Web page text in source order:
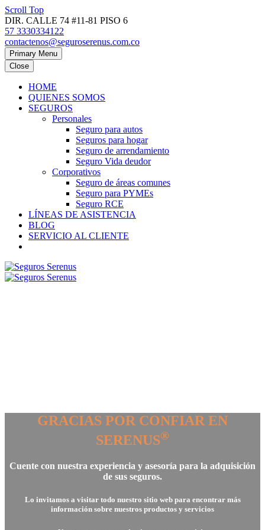
Scroll Top
DIR. CALLE 74 #11-81 PISO 6
57 3330334122
contactenos@seguroserenus.com.co
Primary Menu
Close
HOME
QUIENES SOMOS
SEGUROS
Personales
Seguro para autos
Seguros para hogar
Seguro de arrendamiento
Seguro Vida deudor
Corporativos
Seguro de áreas comunes
Seguro para PYMEs
Seguro RCE
LÍNEAS DE ASISTENCIA
BLOG
SERVICIO AL CLIENTE
GRACIAS POR CONFIAR EN
SERENUS®
Cuente con nuestra experiencia y asesoría para la adquisición
de sus seguros.
Lo invitamos a visitar todo nuestro sitio web para encontrar más
información sobre nuestros productos y servicios